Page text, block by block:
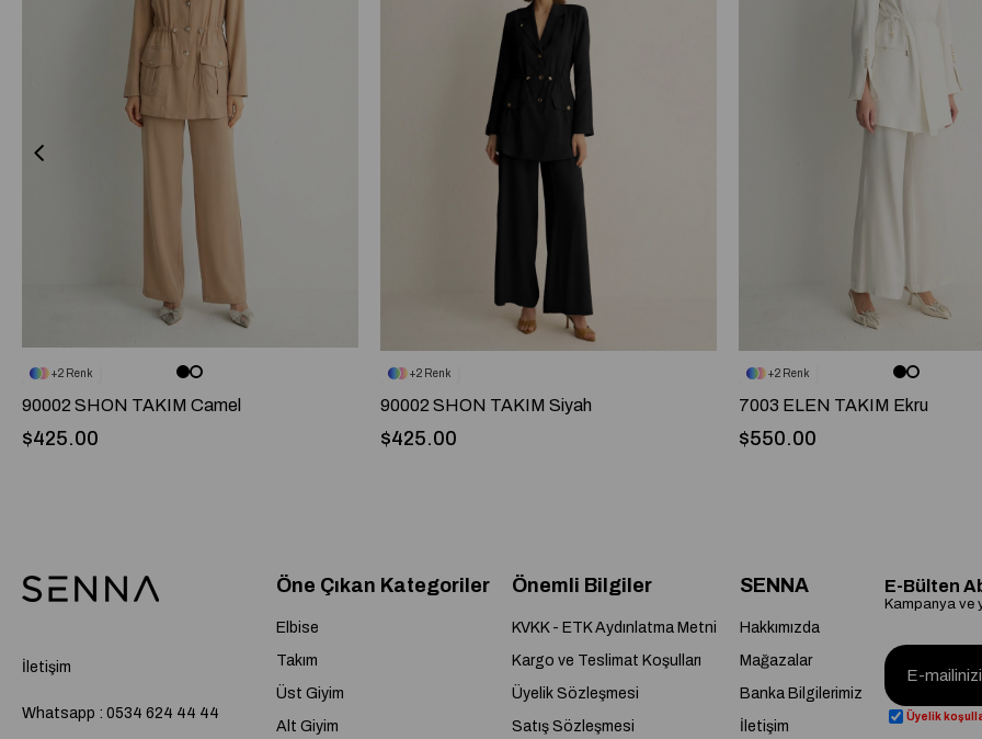
2
90002 SHON TAKIM Camel
$425.00
2
90002 SHON TAKIM Siyah
$425.00
2
7003 ELEN TAKIM Ekru
$550.00
İletişim
Whatsapp : 0534 624 44 44
Öne Çıkan Kategoriler
Elbise
Takım
Üst Giyim
Alt Giyim
Önemli Bilgiler
KVKK - ETK Aydınlatma Metni
Kargo ve Teslimat Koşulları
Üyelik Sözleşmesi
Satış Sözleşmesi
SENNA
Hakkımızda
Mağazalar
Banka Bilgilerimiz
İletişim
E-Bülten
Kampanya ve
Üyelik